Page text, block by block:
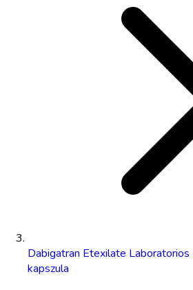
Dabigatran Etexilate
kapszula